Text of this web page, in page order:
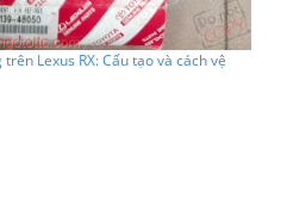
Lexus RX: Cấu tạo và cách vệ